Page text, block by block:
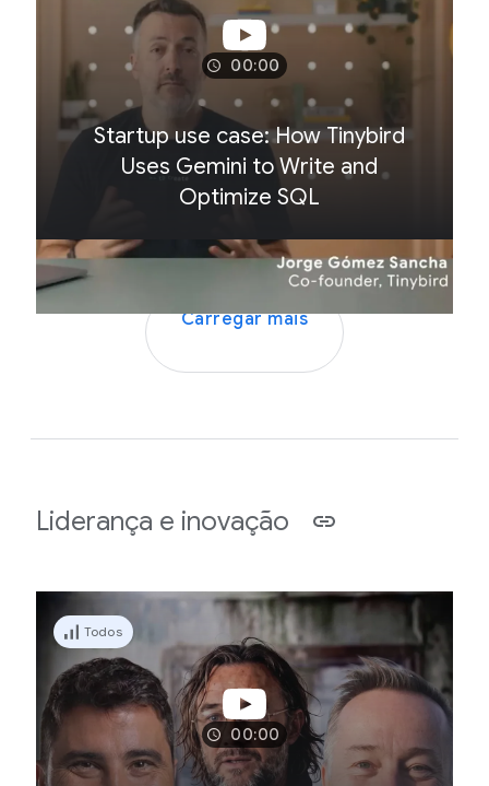
00:00
Startup use case: How Tinybird
Uses Gemini to Write and
Optimize SQL
Carregar mais
Liderança e inovação
Todos
00:00